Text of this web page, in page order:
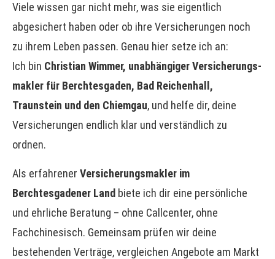
Viele wissen gar nicht mehr, was sie eigentlich
abgesichert haben oder ob ihre Versicherungen noch
zu ihrem Leben passen. Genau hier setze ich an:
Ich bin Christian Wimmer, unabhängiger Ver­sicherungs­
makler für Berchtesgaden, Bad Reichenhall,
Traunstein und den Chiemgau, und helfe dir, deine
Versicherungen endlich klar und verständlich zu
ordnen.
Als erfahrener Ver­sicherungs­makler im
Berchtesgadener Land biete ich dir eine persönliche
und ehrliche Beratung – ohne Callcenter, ohne
Fachchinesisch. Gemeinsam prüfen wir deine
bestehenden Verträge, ver­gleichen Angebote am Markt